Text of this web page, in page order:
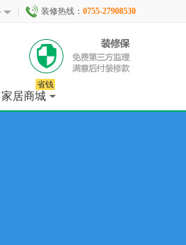
装修热线： 0755-27908530
家居商城
省钱